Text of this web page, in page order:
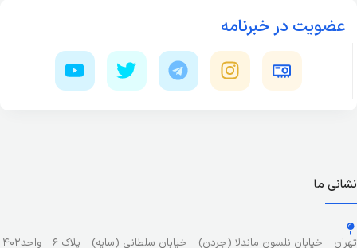
عضویت در خبرنامه
نشانی ما
تهران _ خیابان نلسون ماندلا (جردن) _ خیابان سلطانی (سایه) _ پلاک ۶ _ واحد۴۰۲